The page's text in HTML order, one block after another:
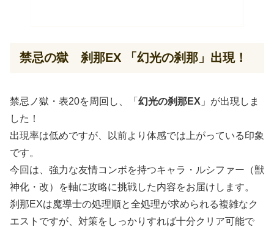
禁忌の獄 刹那EX 「幻光の刹那」出現！
禁忌ノ獄・表20を周回し、「 幻光の刹那EX 」が出現しま
した！
出現率は低めですが、以前より体感では上がっている印象
です。
今回は、強力な友情コンボを持つキャラ・ルシファー（獣
神化・改）を軸に攻略に挑戦した内容をお届けします。
刹那EXは魔導士の処理順と全処理が求められる複雑なク
エストですが、対策をしっかりすれば十分クリア可能で